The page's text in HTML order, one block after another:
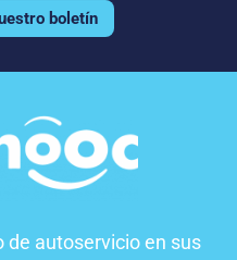
boletín
de autoservicio en sus